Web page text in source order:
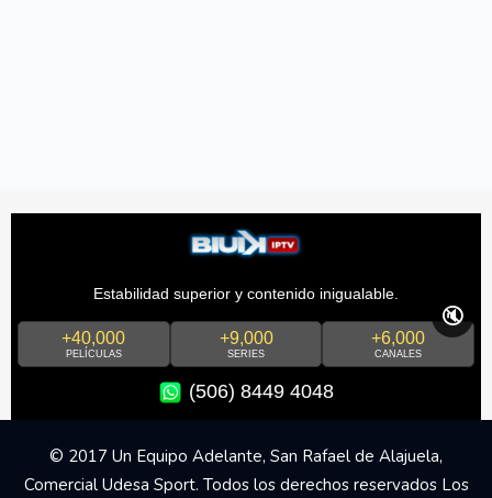
Estabilidad superior y contenido inigualable.
+40,000
PELÍCULAS
+9,000
SERIES
+6,000
CANALES
(506) 8449 4048
🔇
© 2017 Un Equipo Adelante, San Rafael de Alajuela,
Comercial Udesa Sport. Todos los derechos reservados Los